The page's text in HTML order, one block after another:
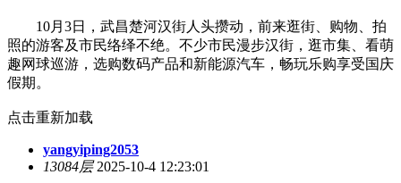
10月3日，武昌楚河汉街人头攒动，前来逛街、购物、拍
照的游客及市民络绎不绝。不少市民漫步汉街，逛市集、看萌
趣网球巡游，选购数码产品和新能源汽车，畅玩乐购享受国庆
假期。
点击重新加载
yangyiping2053
13084层2025-10-4 12:23:01